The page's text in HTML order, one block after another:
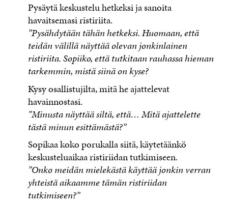
Pysäytä keskustelu hetkeksi ja sanoita
havaitsemasi ristiriita.
”Pysähdytään tähän hetkeksi. Huomaan, että
teidän välillä näyttää olevan jonkinlainen
ristiriita. Sopiiko, että tutkitaan rauhassa hieman
tarkemmin, mistä siinä on kyse?
Kysy osallistujilta, mitä he ajattelevat
havainnostasi.
”Minusta näyttää siltä, että… Mitä ajattelette
tästä minun esittämästä?”
Sopikaa koko porukalla siitä, käytetäänkö
keskusteluaikaa ristiriidan tutkimiseen.
”Onko meidän mielekästä käyttää jonkin verran
yhteistä aikaamme tämän ristiriidan
tutkimiseen?”